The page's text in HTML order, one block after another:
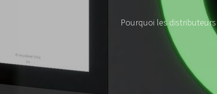
Pourquoi les